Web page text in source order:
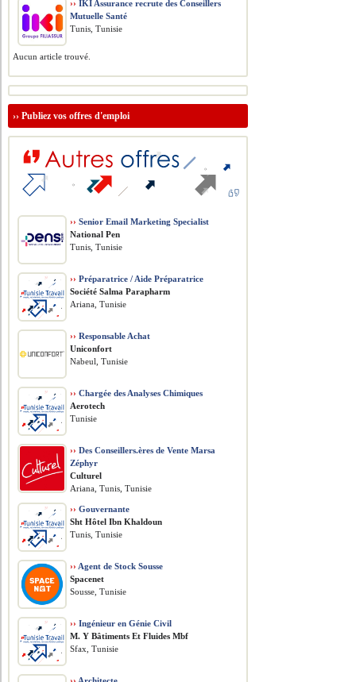
›› IKI Assurance recrute des Conseillers
Mutuelle Santé
Tunis, Tunisie
Aucun article trouvé.
››Publiez vos offres d'emploi
›› Senior Email Marketing Specialist
National Pen
Tunis, Tunisie
›› Préparatrice / Aide Préparatrice
Société Salma Parapharm
Ariana, Tunisie
›› Responsable Achat
Uniconfort
Nabeul, Tunisie
›› Chargée des Analyses Chimiques
Aerotech
Tunisie
›› Des Conseillers.ères de Vente Marsa
Zéphyr
Culturel
Ariana, Tunis, Tunisie
›› Gouvernante
Sht Hôtel Ibn Khaldoun
Tunis, Tunisie
›› Agent de Stock Sousse
Spacenet
Sousse, Tunisie
›› Ingénieur en Génie Civil
M. Y Bâtiments Et Fluides Mbf
Sfax, Tunisie